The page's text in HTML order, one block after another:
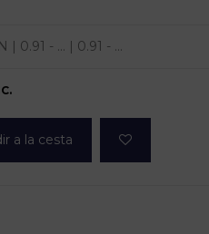
| 0.91 - ... | 0.91 - ...
a la cesta